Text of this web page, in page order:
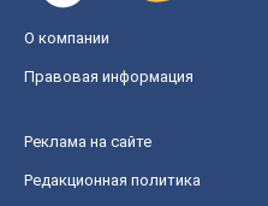
О компании
Правовая информация
Реклама на сайте
Редакционная политика